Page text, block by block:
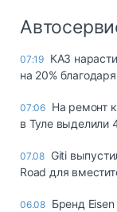
07:19 КАЗ
на 20%
07:06 На ремонт
в Туле выделили
07.08 Giti
Road для
06.08 Бренд